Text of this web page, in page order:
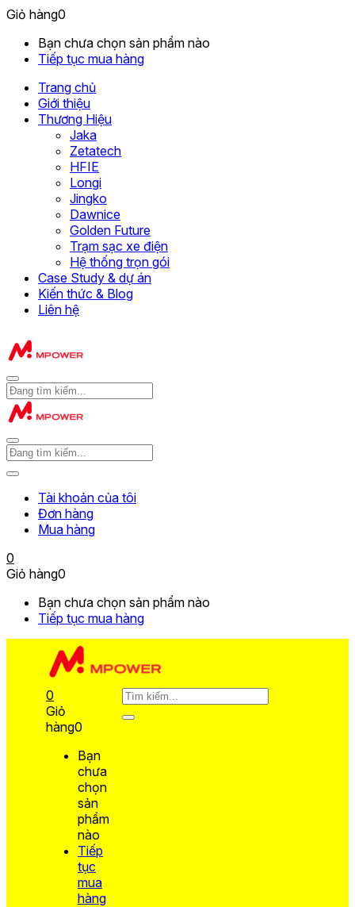
Giỏ hàng0
Bạn chưa chọn sản phẩm nào
Tiếp tục mua hàng
Trang chủ
Giới thiệu
Thương Hiệu
Jaka
Zetatech
HFIE
Longi
Jingko
Dawnice
Golden Future
Trạm sạc xe điện
Hệ thống trọn gói
Case Study & dự án
Kiến thức & Blog
Liên hệ
Tài khoản của tôi
Đơn hàng
Mua hàng
0
Giỏ hàng0
Bạn chưa chọn sản phẩm nào
Tiếp tục mua hàng
0
Giỏ
hàng0
Bạn
chưa
chọn
sản
phẩm
nào
Tiếp
tục
mua
hàng